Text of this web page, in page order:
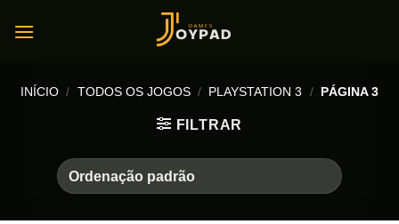
INÍCIO / TODOS OS JOGOS / PLAYSTATION 3 / PÁGINA 3
FILTRAR